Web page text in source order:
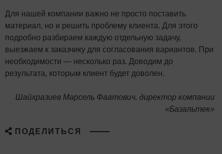
Для нашей компании важно не просто поставить
материал, но и решить проблему клиента. Для этого
подробно разбираем каждую отдельную задачу,
выезжаем к заказчику для согласования вариантов. При
необходимости — несколько раз. Доводим до
результата, которым клиент будет доволен.
Шайхразиев Марсель Фаатович, директор компании
«Базальтек»
ПОДЕЛИТЬСЯ